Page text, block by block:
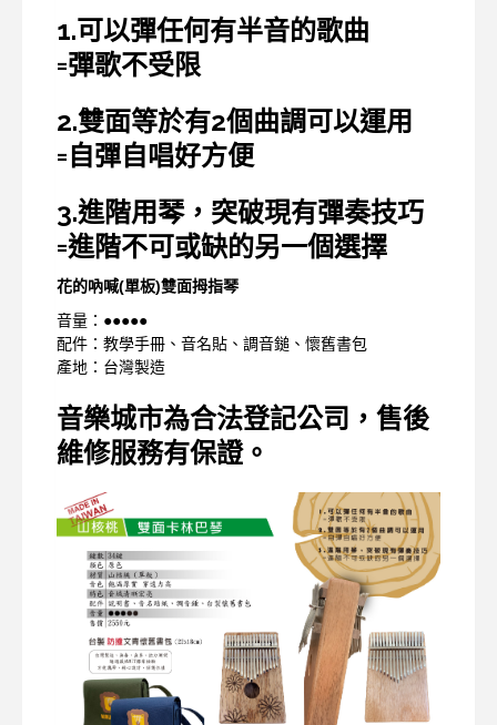
1.可以彈任何有半音的歌曲
=彈歌不受限
2.雙面等於有2個曲調可以運用
=自彈自唱好方便
3.進階用琴，突破現有彈奏技巧
=進階不可或缺的另一個選擇
花的吶喊(單板)雙面拇指琴
音量：●●●●●
配件：教學手冊、音名貼、調音鎚、懷舊書包
產地：台灣製造
音樂城市為合法登記公司，售後
維修服務有保證。